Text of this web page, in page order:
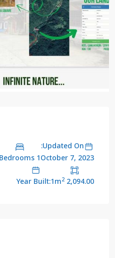
Updated On:
October 7, 2023
1 Bedrooms
2,094.00 m
2
Year Built:1